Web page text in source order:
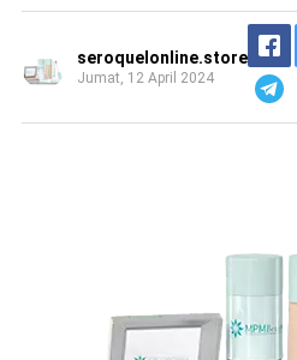
seroquelonline.store
Jumat, 12 April 2024